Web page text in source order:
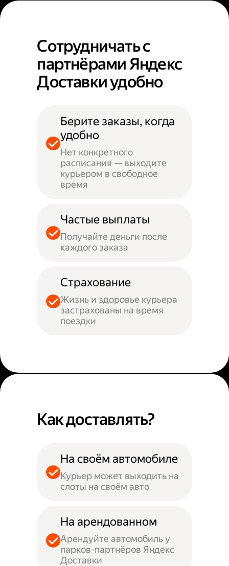
Сотрудничать с
партнёрами Яндекс
Доставки удобно
Берите заказы, когда
удобно
Нет конкретного
расписания — выходите
курьером в свободное
время
Частые выплаты
Получайте деньги после
каждого заказа
Страхование
Жизнь и здоровье курьера
застрахованы на время
поездки
Как доставлять?
На своём автомобиле
Курьер может выходить на
слоты на своём авто
На арендованном
Арендуйте автомобиль у
парков-партнёров Яндекс
Доставки